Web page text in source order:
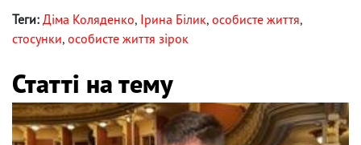
Теги: Діма Коляденко, Ірина Білик, особисте життя,
стосунки, особисте життя зірок
Статті на тему